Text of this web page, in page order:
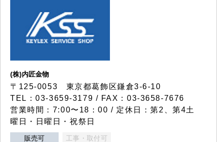
(株)内匠金物
〒125-0053 東京都葛飾区鎌倉3-6-10
TEL：03-3659-3179 / FAX：03-3658-7676
営業時間：7:00〜18：00 / 定休日：第2、第4土
曜日・日曜日・祝祭日
販売可 工事・取付可